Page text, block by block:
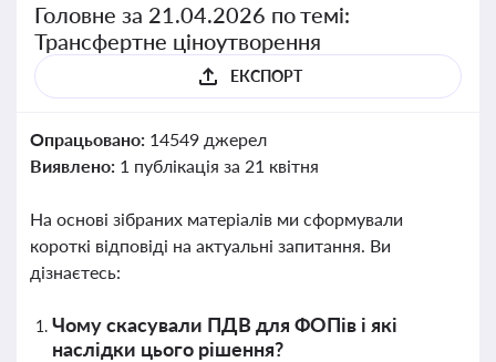
Головне за 21.04.2026 по темі:
Трансфертне ціноутворення
ЕКСПОРТ
Опрацьовано: 14549 джерел
Виявлено: 1 публікація за 21 квітня
На основі зібраних матеріалів ми сформували
короткі відповіді на актуальні запитання. Ви
дізнаєтесь:
Чому скасували ПДВ для ФОПів і які
наслідки цього рішення?